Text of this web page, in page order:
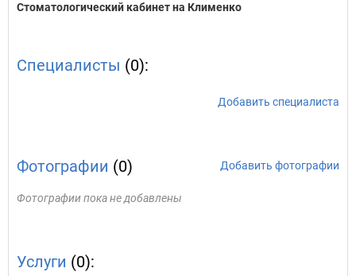
Стоматологический кабинет на Клименко
Специалисты (0):
Добавить специалиста
Фотографии (0) Добавить фотографии
Фотографии пока не добавлены
Услуги (0):